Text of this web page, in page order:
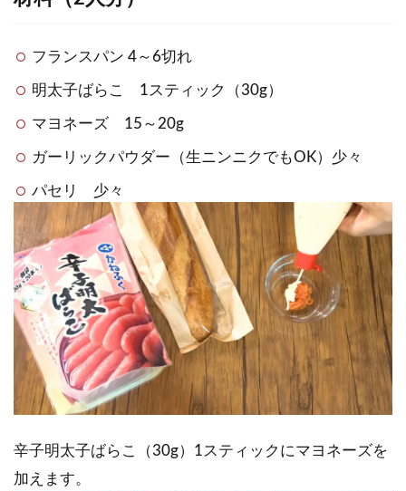
フランスパン 4～6切れ
明太子ばらこ 1スティック（30g）
マヨネーズ 15～20g
ガーリックパウダー（生ニンニクでもOK）少々
パセリ 少々
辛子明太子ばらこ（30g）1スティックにマヨネーズを
加えます。